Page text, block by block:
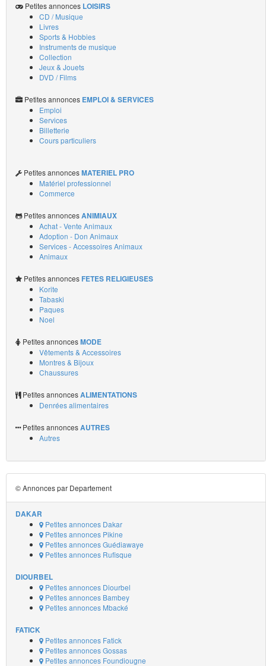
Petites annonces LOISIRS
CD / Musique
Livres
Sports & Hobbies
Instruments de musique
Collection
Jeux & Jouets
DVD / Films
Petites annonces EMPLOI & SERVICES
Emploi
Services
Billetterie
Cours particuliers
Petites annoncesMATERIEL PRO
Matériel professionnel
Commerce
Petites annoncesANIMIAUX
Achat - Vente Animaux
Adoption - Don Animaux
Services - Accessoires Animaux
Animaux
Petites annonces FETES RELIGIEUSES
Korite
Tabaski
Paques
Noel
Petites annoncesMODE
Vêtements & Accessoires
Montres & Bijoux
Chaussures
Petites annoncesALIMENTATIONS
Denrées alimentaires
Petites annoncesAUTRES
Autres
© Annonces par Departement
DAKAR
Petites annonces Dakar
Petites annonces Pikine
Petites annonces Guédiawaye
Petites annonces Rufisque
DIOURBEL
Petites annonces Diourbel
Petites annonces Bambey
Petites annonces Mbacké
FATICK
Petites annonces Fatick
Petites annonces Gossas
Petites annonces Foundiougne